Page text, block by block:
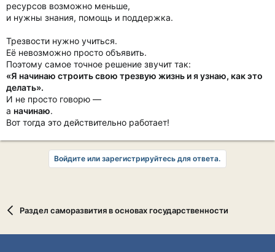
ресурсов возможно меньше,
и нужны знания, помощь и поддержка.
Трезвости нужно учиться.
Её невозможно просто объявить.
Поэтому самое точное решение звучит так:
«Я начинаю строить свою трезвую жизнь и я узнаю, как это
делать».
И не просто говорю —
а начинаю.
Вот тогда это действительно работает!
Войдите или зарегистрируйтесь для ответа.
Раздел саморазвития в основах государственности